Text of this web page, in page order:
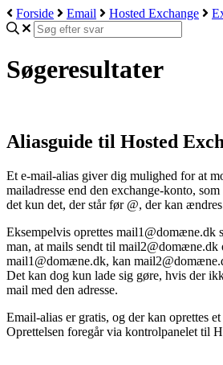
Forside Email Hosted Exchange
Søgeresultater
Aliasguide til Hosted
Et e-mail-alias giver dig mulighed for at
mailadresse end den exchange-konto,
det kun det, der står før @, der kan
Eksempelvis oprettes mail1@domæne.dk
man, at mails sendt til mail2@domæne.dk
mail1@domæne.dk, kan
Det kan dog kun lade sig gøre, hvis der
mail med den adresse.
Email-alias er gratis, og der kan oprettes
Oprettelsen foregår via kontrolpanelet til